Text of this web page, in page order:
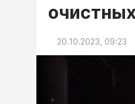
20.10.2023, 09:23